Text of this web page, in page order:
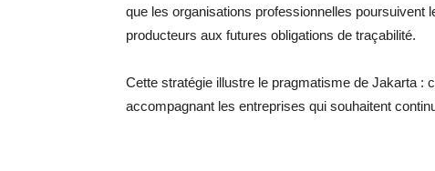
que les organisations professionnelles poursuivent
producteurs aux futures obligations de traçabilité.
Cette stratégie illustre le pragmatisme de Jakarta :
accompagnant les entreprises qui souhaitent